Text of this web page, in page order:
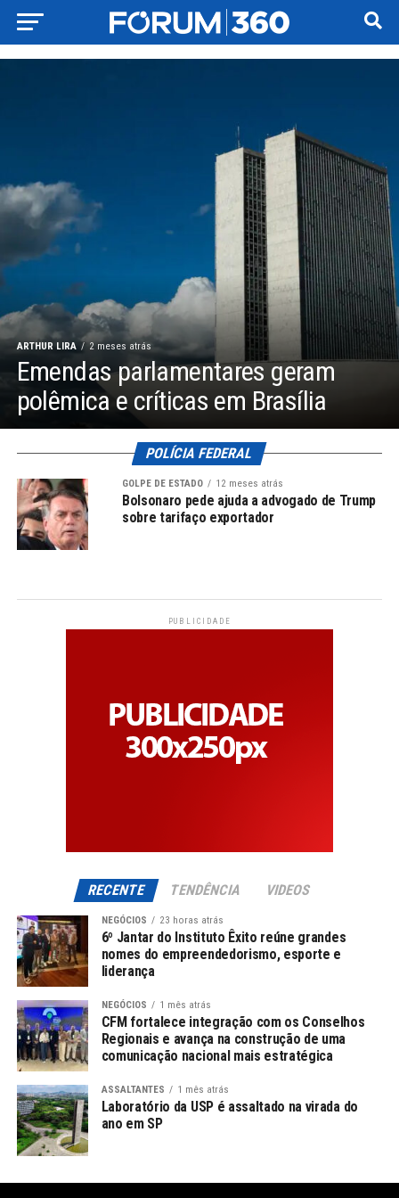
ARTHUR LIRA 2 meses atrás
Emendas parlamentares geram
polêmica e críticas em Brasília
POLÍCIA FEDERAL
GOLPE DE ESTADO 12 meses atrás
Bolsonaro pede ajuda a advogado de Trump
sobre tarifaço exportador
PUBLICIDADE
RECENTE TENDÊNCIA VIDEOS
NEGÓCIOS 23 horas atrás
6º Jantar do Instituto Êxito reúne grandes
nomes do empreendedorismo, esporte e
liderança
NEGÓCIOS 1 mês atrás
CFM fortalece integração com os Conselhos
Regionais e avança na construção de uma
comunicação nacional mais estratégica
ASSALTANTES 1 mês atrás
Laboratório da USP é assaltado na virada do
ano em SP